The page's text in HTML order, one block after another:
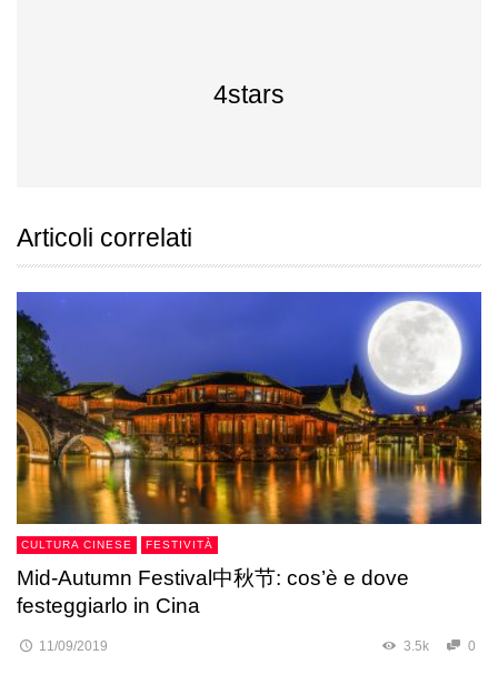
4stars
Articoli correlati
CULTURA CINESE FESTIVITÀ
Mid-Autumn Festival中秋节: cos’è e dove
festeggiarlo in Cina
11/09/2019 3.5k 0